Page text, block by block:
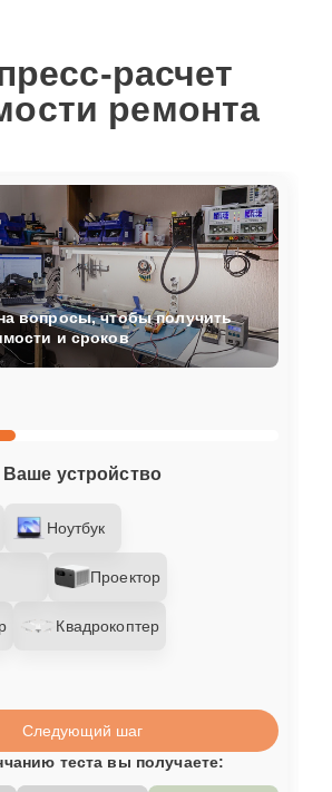
расчет
ремонта
устройство
Ноутбук
Проектор
Квадрокоптер
вопросы, чтобы получить
и сроков
Следующий шаг
теста вы получаете: